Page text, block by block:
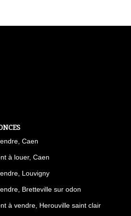
Caen
à louer, Caen
Louvigny
Bretteville sur odon
à vendre, Herouville saint clair